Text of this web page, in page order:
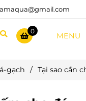
0
MENU
gạch / Tại sao cần